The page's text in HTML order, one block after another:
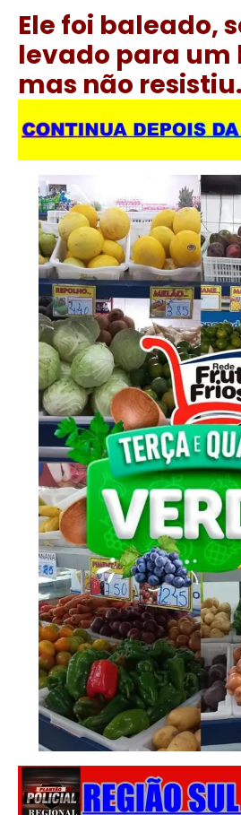
Ele foi baleado,
levado para um
mas não resistiu.